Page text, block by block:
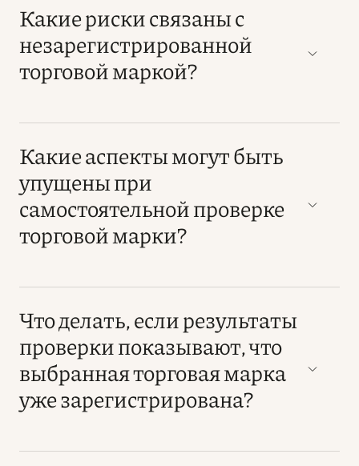
Какие риски связаны с
незарегистрированной
торговой маркой?
Какие аспекты могут быть
упущены при
самостоятельной проверке
торговой марки?
Что делать, если результаты
проверки показывают, что
выбранная торговая марка
уже зарегистрирована?